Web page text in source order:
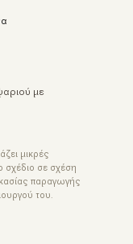
με
μικρές
σχέδιο σε σχέση
παραγωγής
του.